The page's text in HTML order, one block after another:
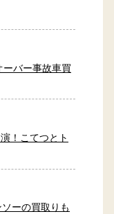
バー事故車買
！こてつとト
ーの買取りも